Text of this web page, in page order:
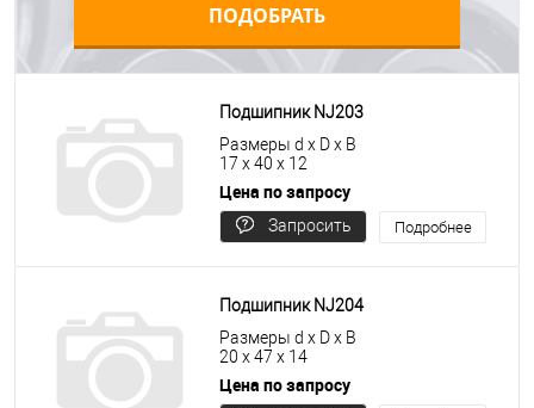
ПОДОБРАТЬ
Подшипник NJ203
Размеры d x D x B
17 x 40 x 12
Цена по запросу
Запросить
Подробнее
Подшипник NJ204
Размеры d x D x B
20 x 47 x 14
Цена по запросу